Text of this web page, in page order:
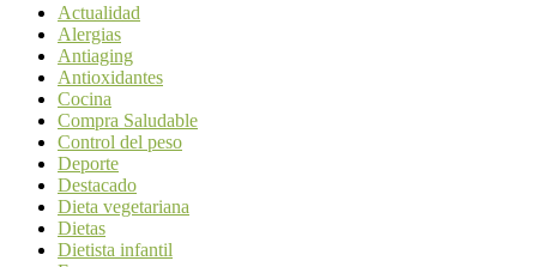
Actualidad
Alergias
Antiaging
Antioxidantes
Cocina
Compra Saludable
Control del peso
Deporte
Destacado
Dieta vegetariana
Dietas
Dietista infantil